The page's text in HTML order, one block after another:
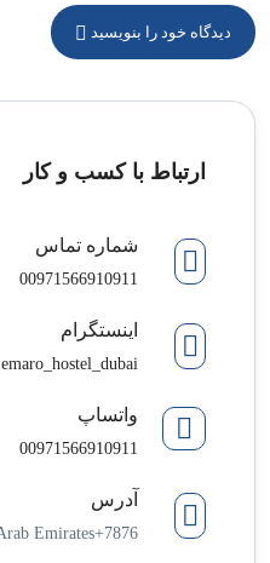
دیدگاه خود را بنویسید
ارتباط با کسب و کار
شماره تماس
00971566910911
اینستگرام
emaro_hostel_dubai
واتساپ
00971566910911
آدرس
7876+HQ Dubai - United Arab Emirates